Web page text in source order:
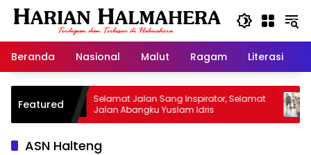
Langsung
Beranda
Nasional Malut Ragam Literasi
FeaturedSelamat Jalan Sang Inspirator, Selamat
Jalan Abangku Yuslam Idris
Kiprah
ASN Halteng